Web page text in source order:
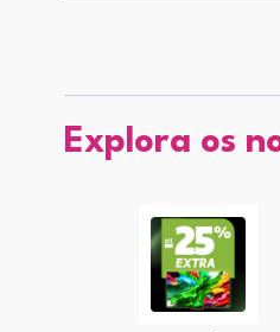
Explora os